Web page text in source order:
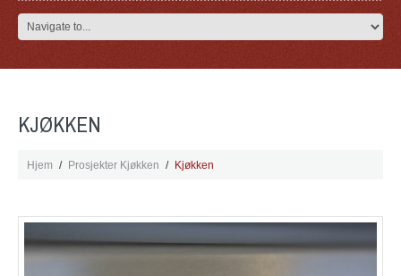
KJØKKEN
Hjem Prosjekter Kjøkken Kjøkken